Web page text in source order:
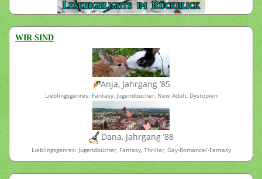
WIR SIND
Anja, Jahrgang ’85
Lieblingsgenres: Fantasy, Jugendbücher, New Adult, Dystopien
Dana, Jahrgang ’88
Lieblingsgenres: Jugendbücher, Fantasy, Thriller, Gay-Romance/-Fantasy